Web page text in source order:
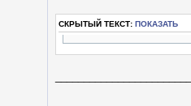
СКРЫТЫЙ ТЕКСТ: ПОКАЗАТЬ